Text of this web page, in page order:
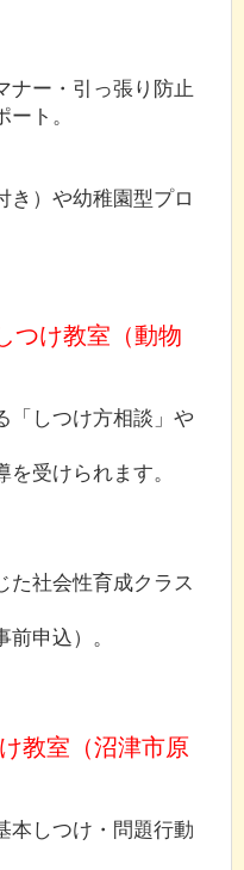
ナー・引っ張り防止
ト。
き）や幼稚園型プロ
つけ教室（動物
「しつけ方相談」や
受けられます。
た社会性育成クラス
申込）。
教室（沼津市原
本しつけ・問題行動